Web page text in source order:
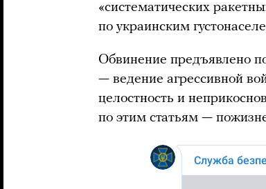
«систематических
по украинским
Обвинение предъявлено
— ведение агрессивной
целостность и
по этим статьям —